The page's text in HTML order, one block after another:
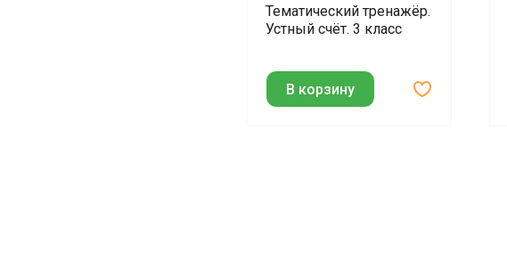
Тематический тренажёр.
Устный счёт. 3 класс
В корзину